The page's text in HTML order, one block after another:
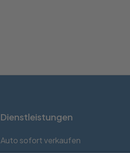
Dienstleistungen
Auto sofort verkaufen